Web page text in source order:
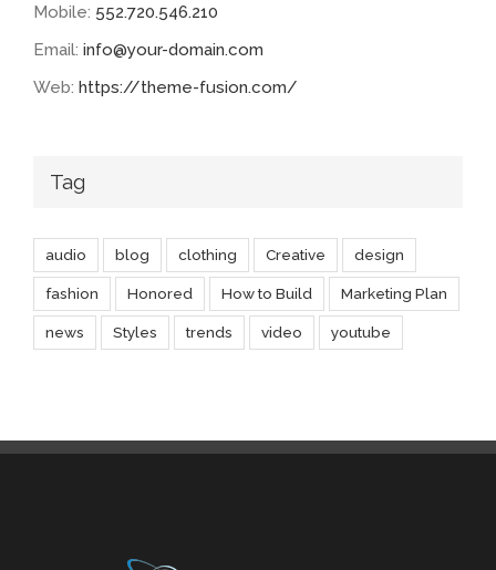
Mobile: 552.720.546.210
Email: info@your-domain.com
Web: https://theme-fusion.com/
Tag
audio blog clothing Creative design
fashion Honored How to Build Marketing Plan
news Styles trends video youtube